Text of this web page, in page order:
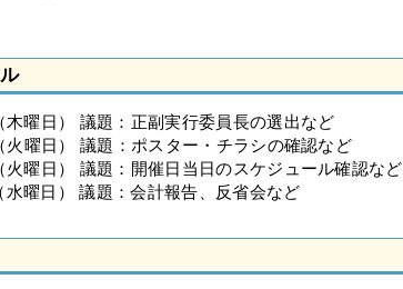
曜日） 議題：正副実行委員長の選出など
曜日） 議題：ポスター・チラシの確認など
曜日） 議題：開催日当日のスケジュール確認など
曜日） 議題：会計報告、反省会など